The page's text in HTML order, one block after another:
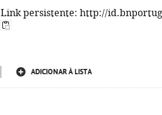
Link persistente: http://
ADICIONAR À LISTA